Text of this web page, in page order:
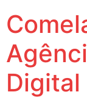
Digital